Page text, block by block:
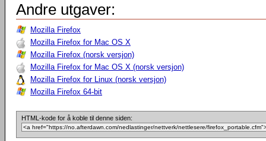
Andre utgaver:
Mozilla Firefox
Mozilla Firefox for Mac OS X
Mozilla Firefox (norsk versjon)
Mozilla Firefox for Mac OS X (norsk versjon)
Mozilla Firefox for Linux (norsk versjon)
Mozilla Firefox 64-bit
HTML-kode for å koble til denne siden: